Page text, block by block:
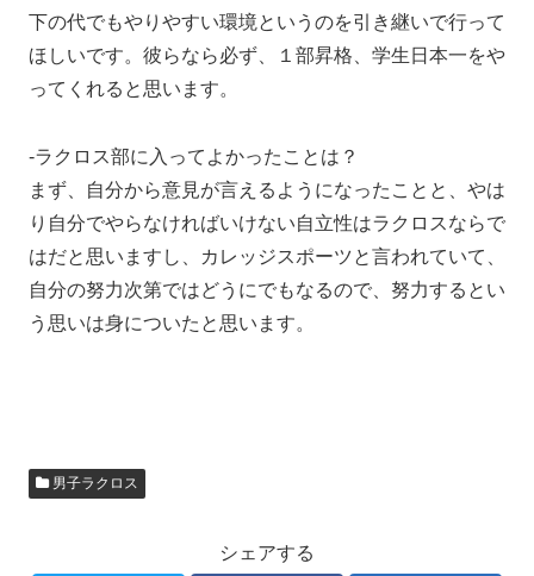
下の代でもやりやすい環境というのを引き継いで行って
ほしいです。彼らなら必ず、１部昇格、学生日本一をや
ってくれると思います。
-ラクロス部に入ってよかったことは？
まず、自分から意見が言えるようになったことと、やは
り自分でやらなければいけない自立性はラクロスならで
はだと思いますし、カレッジスポーツと言われていて、
自分の努力次第ではどうにでもなるので、努力するとい
う思いは身についたと思います。
男子ラクロス
シェアする